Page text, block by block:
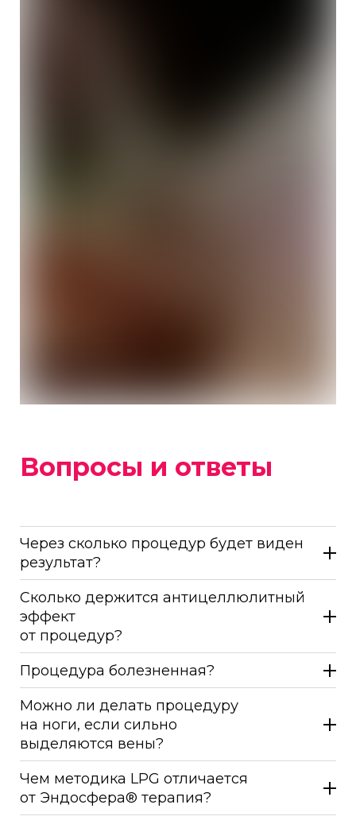
Вопросы и ответы
Через сколько процедур будет виден
результат?
Сколько держится антицеллюлитный
эффект
от процедур?
Процедура болезненная?
Можно ли делать процедуру
на ноги, если сильно
выделяются вены?
Чем методика LPG отличается
от Эндосфера® терапия?